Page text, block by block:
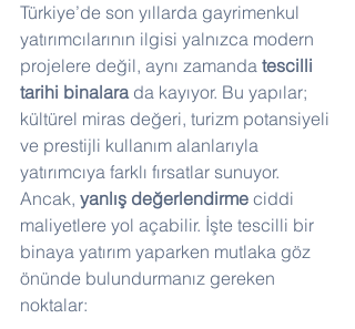
Türkiye’de son yıllarda gayrimenkul
yatırımcılarının ilgisi yalnızca modern
projelere değil, aynı zamanda tescilli
tarihi binalara da kayıyor. Bu yapılar;
kültürel miras değeri, turizm potansiyeli
ve prestijli kullanım alanlarıyla
yatırımcıya farklı fırsatlar sunuyor.
Ancak, yanlış değerlendirme ciddi
maliyetlere yol açabilir. İşte tescilli bir
binaya yatırım yaparken mutlaka göz
önünde bulundurmanız gereken
noktalar: